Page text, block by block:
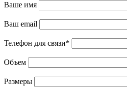
Ваше имя
Ваш email
Телефон для связи*
Объем
Размеры